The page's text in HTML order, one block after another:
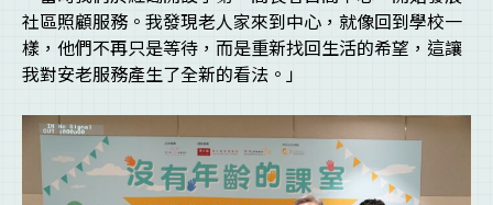
社區照顧服務。我發現老人家來到中心，就像回到學校一
樣，他們不再只是等待，而是重新找回生活的希望，這讓
我對安老服務產生了全新的看法。」